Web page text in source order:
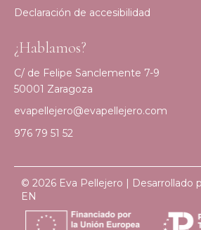
Declaración de accesibilidad
¿Hablamos?
C/ de Felipe Sanclemente 7-9
50001 Zaragoza
evapellejero@evapellejero.com
976 79 51 52
© 2026 Eva Pellejero | Desarrollado
EN